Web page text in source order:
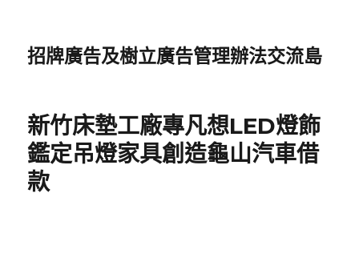
招牌廣告及樹立廣告管理辦法交流島
新竹床墊工廠專凡想LED燈飾
鑑定吊燈家具創造龜山汽車借
款